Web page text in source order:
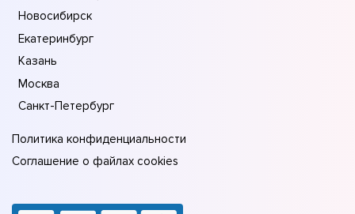
Новосибирск
Екатеринбург
Казань
Москва
Санкт-Петербург
Политика конфиденциальности
Соглашение о файлах cookies